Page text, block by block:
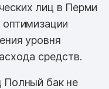
лиц в Перми
уровня
средств.
Полный бак не